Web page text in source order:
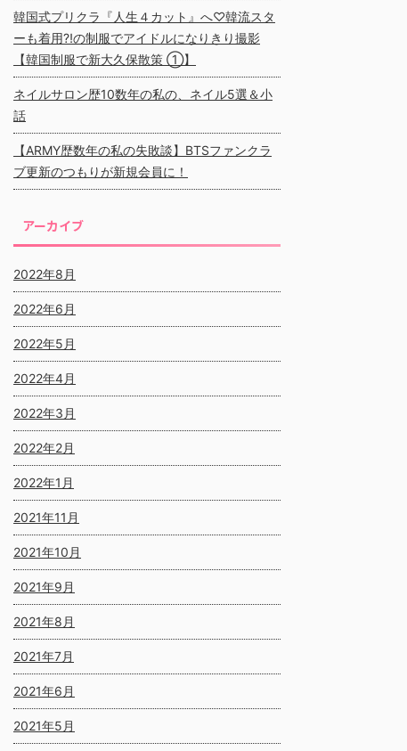
韓国式プリクラ『人生４カット』へ♡韓流スタ
ーも着用⁈の制服でアイドルになりきり撮影
【韓国制服で新大久保散策 ①】
ネイルサロン歴10数年の私の、ネイル5選＆小
話
【ARMY歴数年の私の失敗談】BTSファンクラ
ブ更新のつもりが新規会員に！
アーカイブ
2022年8月
2022年6月
2022年5月
2022年4月
2022年3月
2022年2月
2022年1月
2021年11月
2021年10月
2021年9月
2021年8月
2021年7月
2021年6月
2021年5月